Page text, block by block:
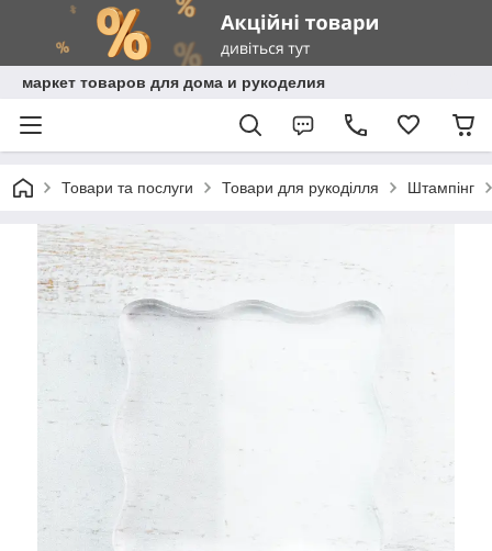
маркет товаров для дома и рукоделия
Товари та послуги Товари для рукоділля Штампінг